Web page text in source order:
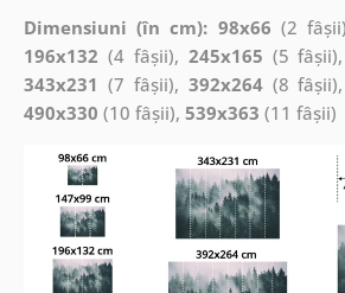
Dimensiuni (în cm): 98x66 (2
196x132 (4 fâșii), 245x165 (5
343x231 (7 fâșii), 392x264(8
490x330 (10 fâșii), 539x363 (11 fâșii)